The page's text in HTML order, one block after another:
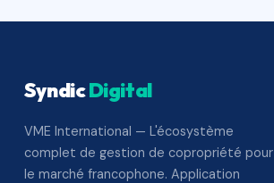
SyndicDigital
VME International — L'écosystème
complet de gestion de copropriété pour
le marché francophone. Application